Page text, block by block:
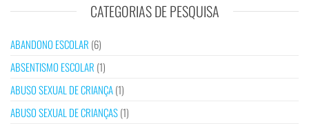
CATEGORIAS DE PESQUISA
ABANDONO ESCOLAR (6)
ABSENTISMO ESCOLAR (1)
ABUSO SEXUAL DE CRIANÇA(1)
ABUSO SEXUAL DE CRIANÇAS(1)